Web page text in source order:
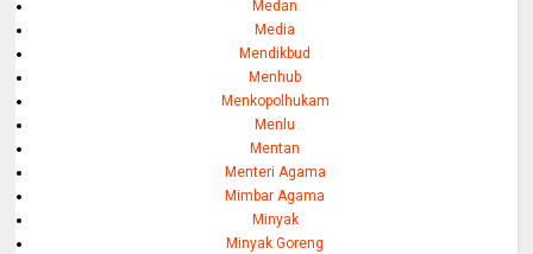
Medan
Media
Mendikbud
Menhub
Menkopolhukam
Menlu
Mentan
Menteri Agama
Mimbar Agama
Minyak
Minyak Goreng